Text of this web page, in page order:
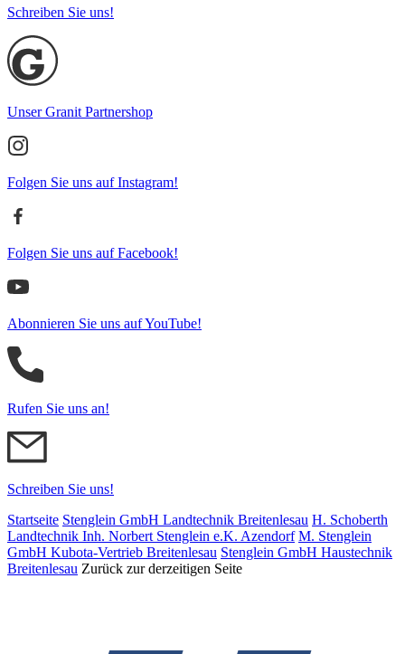
Schreiben Sie uns!
Unser Granit Partnershop
Folgen Sie uns auf Instagram!
Folgen Sie uns auf Facebook!
Abonnieren Sie uns auf YouTube!
Rufen Sie uns an!
Schreiben Sie uns!
Startseite Stenglein GmbH Landtechnik Breitenlesau H. Schoberth
Land­tech­nik Inh. Norbert Stenglein e.K. Azendorf M. Stenglein
GmbH Kubota-Vertrieb Breitenlesau Stenglein GmbH Haustechnik
Breitenlesau Zurück zur derzeitigen Seite